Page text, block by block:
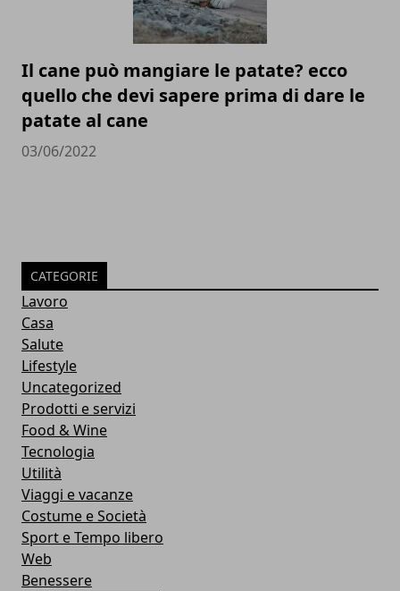
Il cane può mangiare le patate? ecco
quello che devi sapere prima di dare le
patate al cane
03/06/2022
CATEGORIE
Lavoro
Casa
Salute
Lifestyle
Uncategorized
Prodotti e servizi
Food & Wine
Tecnologia
Utilità
Viaggi e vacanze
Costume e Società
Sport e Tempo libero
Web
Benessere